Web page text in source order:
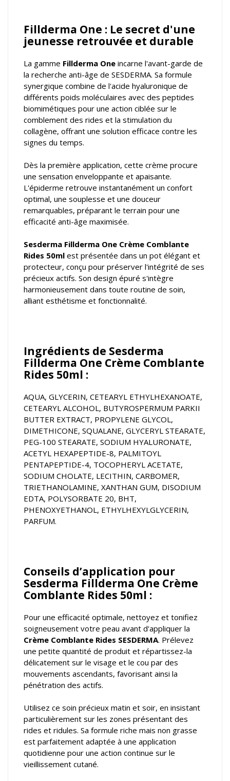
Fillderma One : Le secret d'une
jeunesse retrouvée et durable
La gamme Fillderma One incarne l'avant-garde de
la recherche anti-âge de SESDERMA. Sa formule
synergique combine de l'acide hyaluronique de
différents poids moléculaires avec des peptides
biomimétiques pour une action ciblée sur le
comblement des rides et la stimulation du
collagène, offrant une solution efficace contre les
signes du temps.
Dès la première application, cette crème procure
une sensation enveloppante et apaisante.
L'épiderme retrouve instantanément un confort
optimal, une souplesse et une douceur
remarquables, préparant le terrain pour une
efficacité anti-âge maximisée.
Sesderma Fillderma One Crème Comblante
Rides 50ml est présentée dans un pot élégant et
protecteur, conçu pour préserver l'intégrité de ses
précieux actifs. Son design épuré s'intègre
harmonieusement dans toute routine de soin,
alliant esthétisme et fonctionnalité.
Ingrédients de Sesderma
Fillderma One Crème Comblante
Rides 50ml :
AQUA, GLYCERIN, CETEARYL ETHYLHEXANOATE,
CETEARYL ALCOHOL, BUTYROSPERMUM PARKII
BUTTER EXTRACT, PROPYLENE GLYCOL,
DIMETHICONE, SQUALANE, GLYCERYL STEARATE,
PEG-100 STEARATE, SODIUM HYALURONATE,
ACETYL HEXAPEPTIDE-8, PALMITOYL
PENTAPEPTIDE-4, TOCOPHERYL ACETATE,
SODIUM CHOLATE, LECITHIN, CARBOMER,
TRIETHANOLAMINE, XANTHAN GUM, DISODIUM
EDTA, POLYSORBATE 20, BHT,
PHENOXYETHANOL, ETHYLHEXYLGLYCERIN,
PARFUM.
Conseils d’application pour
Sesderma Fillderma One Crème
Comblante Rides 50ml :
Pour une efficacité optimale, nettoyez et tonifiez
soigneusement votre peau avant d'appliquer la
Crème Comblante Rides SESDERMA. Prélevez
une petite quantité de produit et répartissez-la
délicatement sur le visage et le cou par des
mouvements ascendants, favorisant ainsi la
pénétration des actifs.
Utilisez ce soin précieux matin et soir, en insistant
particulièrement sur les zones présentant des
rides et ridules. Sa formule riche mais non grasse
est parfaitement adaptée à une application
quotidienne pour une action continue sur le
vieillissement cutané.